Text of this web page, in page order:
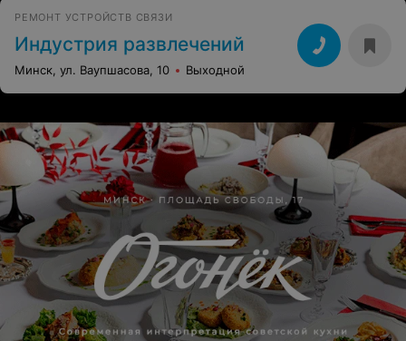
РЕМОНТ УСТРОЙСТВ СВЯЗИ
Индустрия развлечений
Минск, ул. Ваупшасова, 10 Выходной